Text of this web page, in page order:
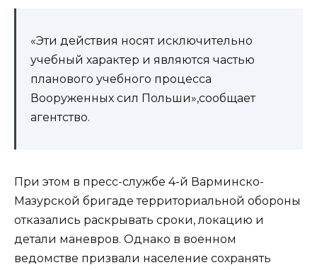
«Эти действия носят исключительно
учебный характер и являются частью
планового учебного процесса
Вооруженных сил Польши»,сообщает
агентство.
При этом в пресс-службе 4-й Варминско-
Мазурской бригаде территориальной обороны
отказались раскрывать сроки, локацию и
детали маневров. Однако в военном
ведомстве призвали население сохранять